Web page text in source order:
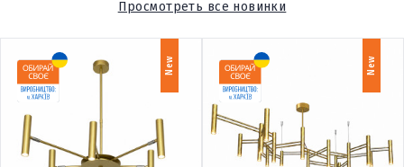
Просмотреть все новинки
New New